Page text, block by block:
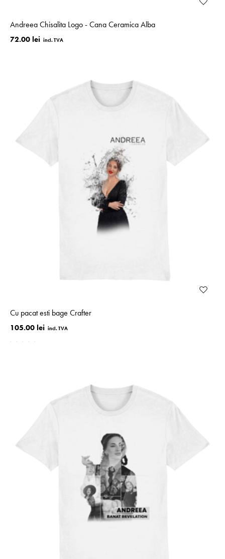
Andreea Chisalita Logo - Cana Ceramica Alba
72.00 lei
Cu pacat esti bage Crafter
105.00 lei